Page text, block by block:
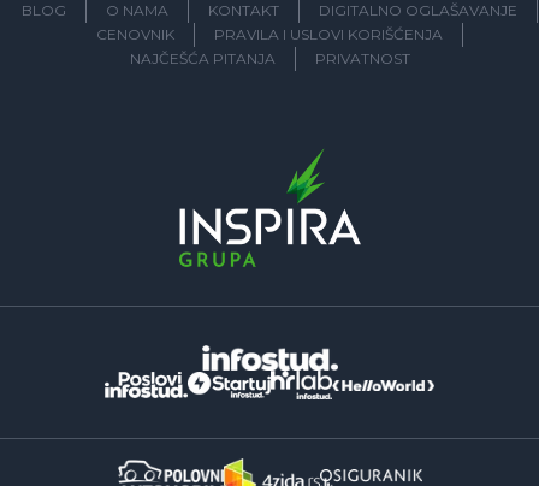
BLOG O NAMA KONTAKT
DIGITALNO OGLAŠAVANJE
CENOVNIK
PRAVILA I USLOVI KORIŠĆENJA
NAJČEŠĆA PITANJA
PRIVATNOST